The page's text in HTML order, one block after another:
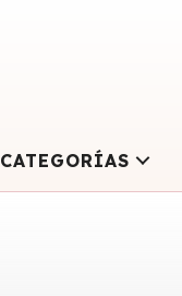
CATEGORÍAS